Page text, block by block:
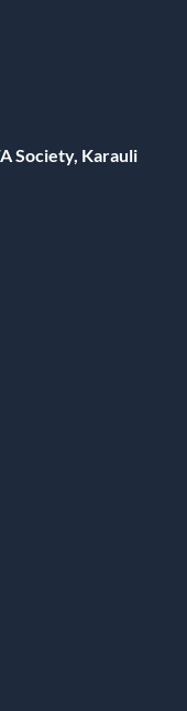
Society, Karauli